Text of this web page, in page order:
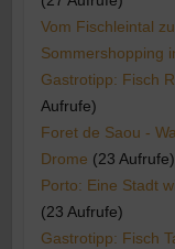
Vom Fischleintal
Sommershopping
Gastrotipp: Fisch
Aufrufe)
Foret de Saou -
Drome (23 Aufrufe)
Porto: Eine Stadt
(23 Aufrufe)
Gastrotipp: Fisch